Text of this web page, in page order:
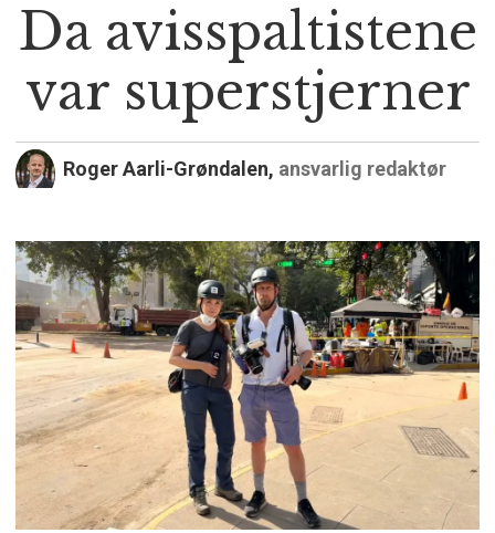
Da avisspaltistene
var superstjerner
Roger Aarli-Grøndalen, ansvarlig redaktør